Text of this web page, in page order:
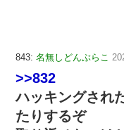
843: 名無しどんぶらこ
>>832
ハッキングされ
たりするぞ